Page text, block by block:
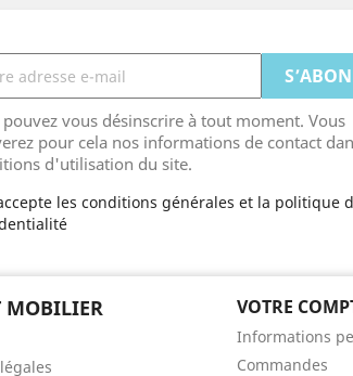
pouvez vous désinscrire à tout moment. Vous
pour cela nos informations de contact
d'utilisation du site.
les conditions générales et la politique
MOBILIER VOTRE
Informations
Commandes